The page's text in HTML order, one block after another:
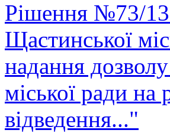
Рішення №73/
Щастинської
надання
міської ради
відведення..."